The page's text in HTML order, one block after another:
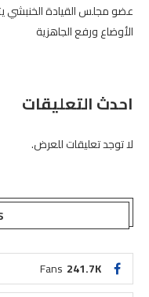
عضو مجلس القيادة الخنبشي
الأوضاع ورفع الجاهزية
احدث التعليقات
لا توجد تعليقات للعرض.
241.7K
Fans